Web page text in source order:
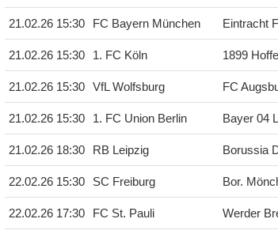
21.02.26 15:30 FC Bayern München Eintracht
21.02.26 15:30 1. FC Köln 1899
21.02.26 15:30 VfL Wolfsburg FC
21.02.26 15:30 1. FC Union Berlin Bayer 04
21.02.26 18:30 RB Leipzig Borussia
22.02.26 15:30 SC Freiburg Bor.
22.02.26 17:30 FC St. Pauli Werder